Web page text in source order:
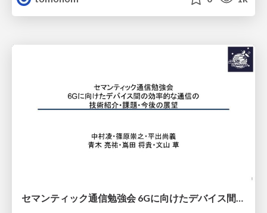
セマンティック通信勉強会 6Gに向けたデバイス間効率的な通信の技術紹介・課題・今後展望